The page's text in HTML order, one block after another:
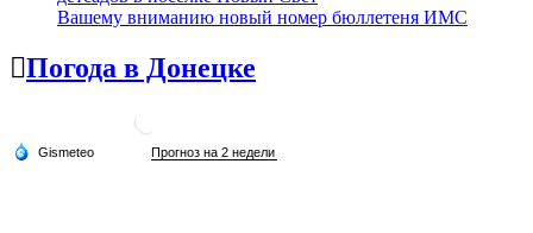
Вашему вниманию новый номер бюллетеня ИМС
Погода в Донецке